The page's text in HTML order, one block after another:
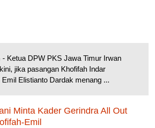
- Ketua DPW PKS Jawa Timur Irwan
jika pasangan Khofifah Indar
Elistianto Dardak menang ...
Minta Kader Gerindra All Out
Emil